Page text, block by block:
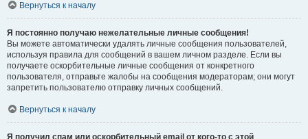
Вернуться к началу
Я постоянно получаю нежелательные личные сообщения!
Вы можете автоматически удалять личные сообщения пользователей,
используя правила для сообщений в вашем личном разделе. Если вы
получаете оскорбительные личные сообщения от конкретного
пользователя, отправьте жалобы на сообщения модераторам; они могут
запретить пользователю отправку личных сообщений.
Вернуться к началу
Я получил спам или оскорбительный email от кого-то с этой